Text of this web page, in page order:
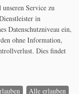
Alle Rechte
unseren Service zu
in
Datenschutzniveau ein,
ohne Information,
Dies findet
Alle erlauben